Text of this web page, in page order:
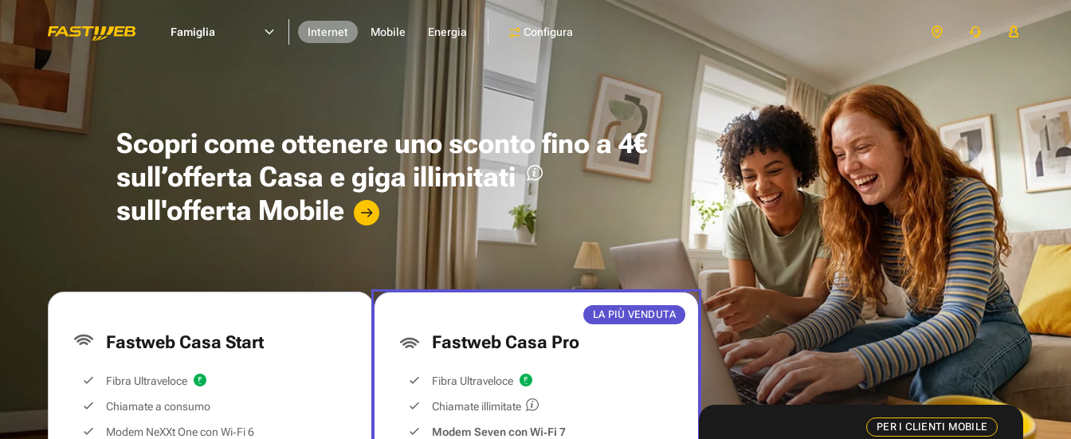
Famiglia Internet Mobile Energia Configura
Scopri come ottenere unosconto fino a 4€
sull’offerta Casa e giga illimitati
sull'offerta Mobile
Fastweb Casa Start
Fibra Ultraveloce
Chiamate a consumo
Modem NeXXt One con Wi‑Fi 6
LA PIÙ VENDUTA
Fastweb Casa Pro
Fibra Ultraveloce
Chiamate illimitate
Modem Seven con Wi‑Fi 7
PER I CLIENTI MOBILE